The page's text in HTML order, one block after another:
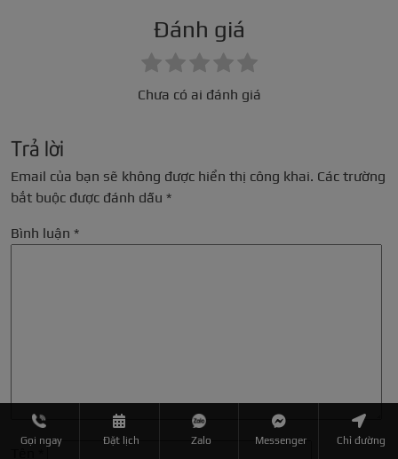
Đánh giá
Chưa có ai đánh giá
Trả lời
Email của bạn sẽ không được hiển thị công khai. Các trường
bắt buộc được đánh dấu *
Bình luận *
Gọi ngay Đặt lịch Zalo Messenger Chỉ đường